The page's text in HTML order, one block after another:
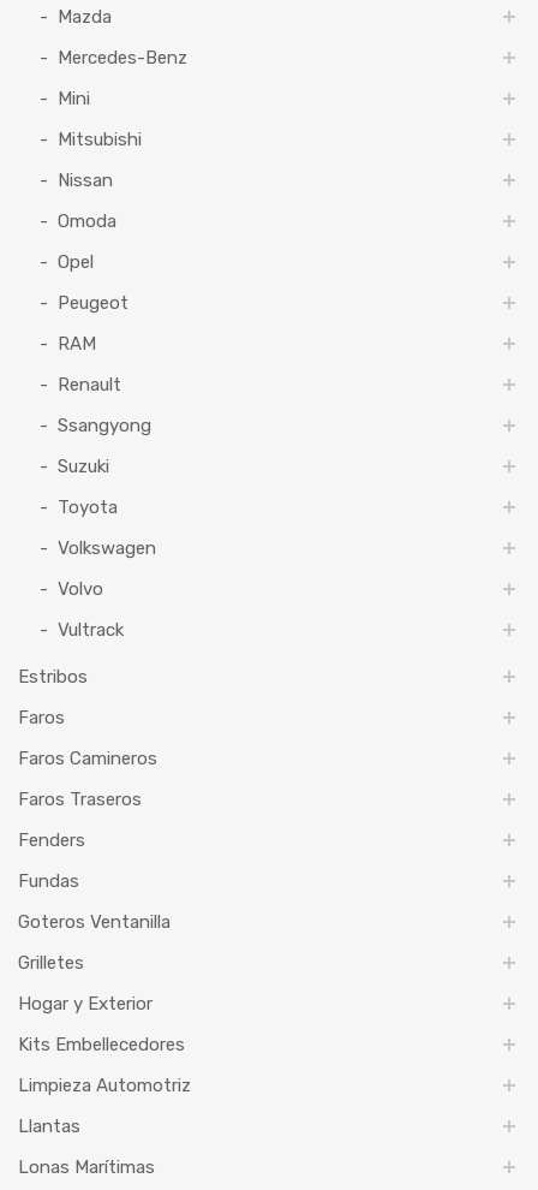
Mazda
Mercedes-Benz
Mini
Mitsubishi
Nissan
Omoda
Opel
Peugeot
RAM
Renault
Ssangyong
Suzuki
Toyota
Volkswagen
Volvo
Vultrack
Estribos
Faros
Faros Camineros
Faros Traseros
Fenders
Fundas
Goteros Ventanilla
Grilletes
Hogar y Exterior
Kits Embellecedores
Limpieza Automotriz
Llantas
Lonas Marítimas